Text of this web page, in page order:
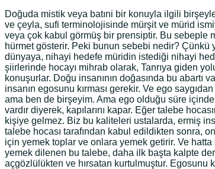
Doğuda mistik veya batıni bir konuyla ilgili
ve çeyla, sufi terminolojisinde mürşit ve mürid
veya çok kabul görmüş bir prensiptir. Bu sebeple
hürmet gösterir. Peki bunun sebebi nedir? Çünkü
dünyaya, nihayi hedefe müridin istediği nihayi
şiirlerinde hocayı mihrab olarak, Tanrıya giden
konuşurlar. Doğu insanının doğasında bu
insanın egosunu kırması gerekir. Ve ego
ama ben de birşeyim. Ama ego olduğu süre
vardır diyerek, kapılarını kapar. Eğer talebe
kişiye gelmez. Biz bu kaliteleri ustalarda, ermiş
talebe hocası tarafından kabul edildikten sonra,
için yemek toplar ve onlara yemek getirir. Ve
yemek dilenen bu talebe, daha ilk başta kalpte
açgözlülükten ve hırsatan kurtulmuştur. Egosunu